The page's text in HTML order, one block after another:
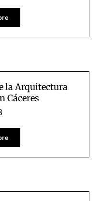
la Arquitectura
Cáceres